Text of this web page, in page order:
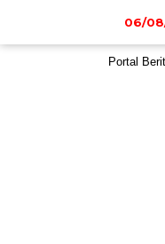
06/
Portal